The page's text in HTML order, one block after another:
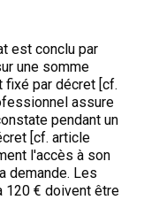
est conclu par
une somme
fixé par décret [cf.
assure
pendant un
[cf. article
l'accès à son
demande. Les
120 € doivent être